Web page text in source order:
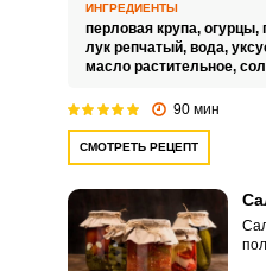
ИНГРЕДИЕНТЫ
перловая крупа, огурцы,
лук репчатый, вода,
масло растительное,
90 мин
СМОТРЕТЬ РЕЦЕПТ